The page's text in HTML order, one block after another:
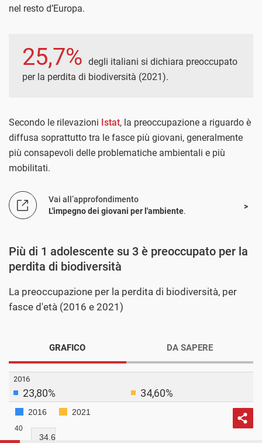
nel resto d’Europa.
25,7% degli italiani si dichiara preoccupato
per la perdita di biodiversità (2021).
Secondo le rilevazioni Istat, la preoccupazione a riguardo è
diffusa soprattutto tra le fasce più giovani, generalmente
più consapevoli delle problematiche ambientali e più
mobilitati.
Vai all’approfondimento
L'impegno dei giovani per l'ambiente.
Più di 1 adolescente su 3 è preoccupato per la
perdita di biodiversità
La preoccupazione per la perdita di biodiversità, per
fasce d'età (2016 e 2021)
GRAFICO DA SAPERE